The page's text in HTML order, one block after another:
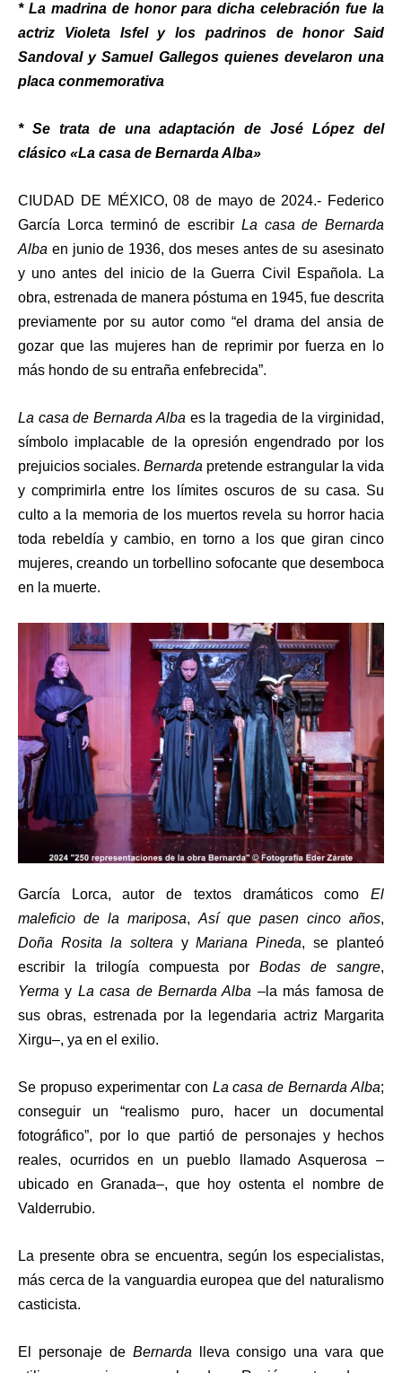
* La madrina de honor para dicha celebración fue la
actriz Violeta Isfel y los padrinos de honor Said
Sandoval y Samuel Gallegos quienes develaron una
placa conmemorativa
* Se trata de una adaptación de José López del
clásico «La casa de Bernarda Alba»
CIUDAD DE MÉXICO, 08 de mayo de 2024.- Federico
García Lorca terminó de escribir La casa de Bernarda
Alba en junio de 1936, dos meses antes de su asesinato
y uno antes del inicio de la Guerra Civil Española. La
obra, estrenada de manera póstuma en 1945, fue descrita
previamente por su autor como “el drama del ansia de
gozar que las mujeres han de reprimir por fuerza en lo
más hondo de su entraña enfebrecida”.
La casa de Bernarda Alba es la tragedia de la virginidad,
símbolo implacable de la opresión engendrado por los
prejuicios sociales. Bernarda pretende estrangular la vida
y comprimirla entre los límites oscuros de su casa. Su
culto a la memoria de los muertos revela su horror hacia
toda rebeldía y cambio, en torno a los que giran cinco
mujeres, creando un torbellino sofocante que desemboca
en la muerte.
García Lorca, autor de textos dramáticos como El
maleficio de la mariposa, Así que pasen cinco años,
Doña Rosita la soltera yMariana Pineda, se planteó
escribir la trilogía compuesta por Bodas de sangre,
Yerma y La casa de Bernarda Alba –la más famosa de
sus obras, estrenada por la legendaria actriz Margarita
Xirgu­–, ya en el exilio.
Se propuso experimentar con La casa de Bernarda Alba;
conseguir un “realismo puro, hacer un documental
fotográfico”, por lo que partió de personajes y hechos
reales, ocurridos en un pueblo llamado Asquerosa –
ubicado en Granada–, que hoy ostenta el nombre de
Valderrubio.
La presente obra se encuentra, según los especialistas,
más cerca de la vanguardia europea que del naturalismo
casticista.
El personaje de Bernarda lleva consigo una vara que